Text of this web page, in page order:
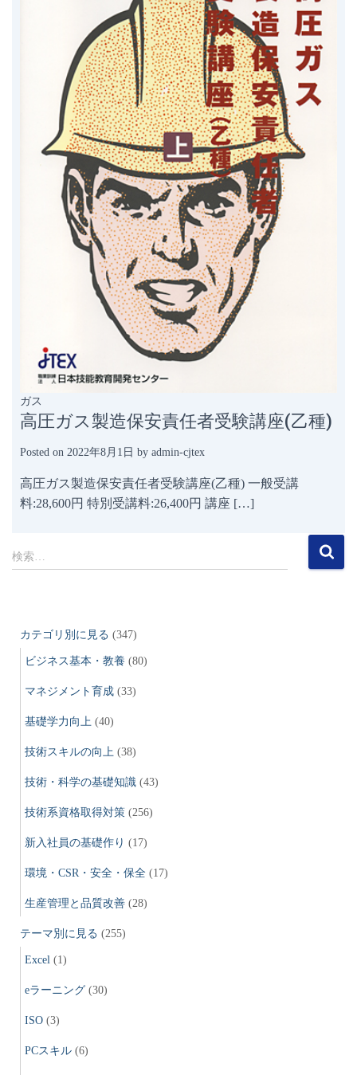
ガス
高圧ガス製造保安責任者受験講座(乙種)
Posted on 2022年8月1日 by admin-cjtex
高圧ガス製造保安責任者受験講座(乙種) 一般受講
料:28,600円 特別受講料:26,400円 講座 […]
検
索
検索…
カテゴリ別に見る (347)
ビジネス基本・教養 (80)
マネジメント育成 (33)
基礎学力向上 (40)
技術スキルの向上 (38)
技術・科学の基礎知識 (43)
技術系資格取得対策 (256)
新入社員の基礎作り (17)
環境・CSR・安全・保全 (17)
生産管理と品質改善 (28)
テーマ別に見る (255)
Excel (1)
eラーニング (30)
ISO (3)
PCスキル (6)